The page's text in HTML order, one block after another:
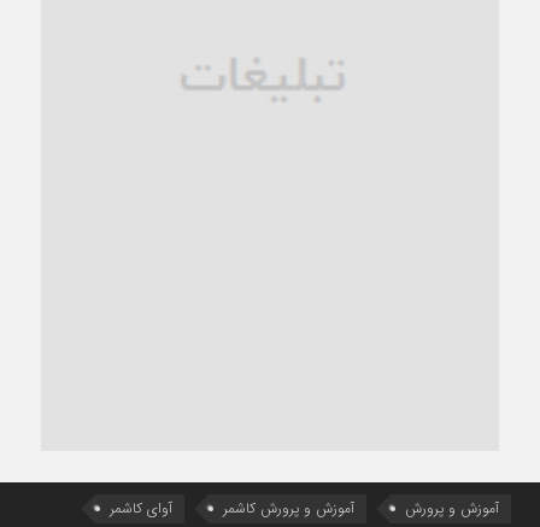
آموزش و پرورش آموزش و پرورش کاشمر
آوای کاشمر